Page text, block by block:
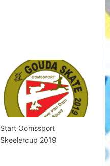
Start Oomssport
Skeelercup 2019